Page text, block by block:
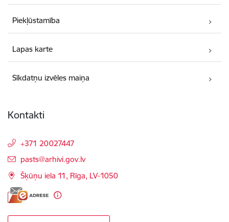
Piekļūstamība
Lapas karte
Sīkdatņu izvēles maiņa
Kontakti
+371 20027447
E-pasts:
pasts@arhivi.gov.lv
Šķūņu iela 11, Rīga, LV-1050